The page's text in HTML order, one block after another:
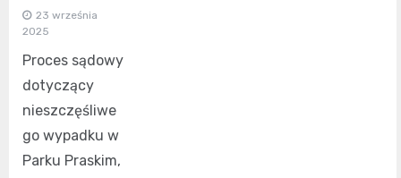
23 września
2025
Proces sądowy
dotyczący
nieszczęśliwe
go wypadku w
Parku Praskim,